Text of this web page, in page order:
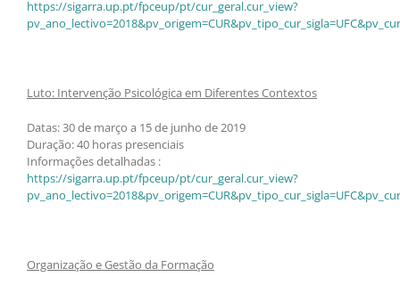
https://sigarra.up.pt/fpceup/pt/cur_geral.cur_view?
Luto: Intervenção Psicológica em Diferentes Contextos
Datas: 30 de março a 15 de junho de 2019
Duração: 40 horas presenciais
Informações detalhadas :
https://sigarra.up.pt/fpceup/pt/cur_geral.cur_view?
Organização e Gestão da Formação